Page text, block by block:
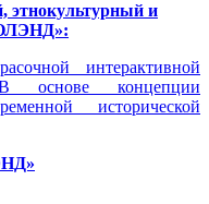
этнокультурный и
интерактивной
основе концепции
исторической